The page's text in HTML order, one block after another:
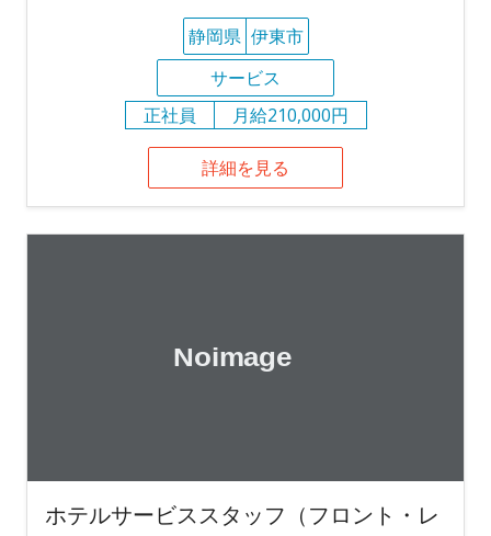
静岡県 伊東市
サービス
正社員
月給210,000円
詳細を見る
ホテルサービススタッフ（フロント・レ